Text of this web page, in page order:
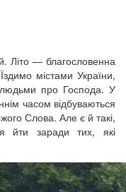
Літо — благословенна
містами України,
людьми про Господа. У
часом відбуваються
Слова. Але є й такі,
йти заради тих, які